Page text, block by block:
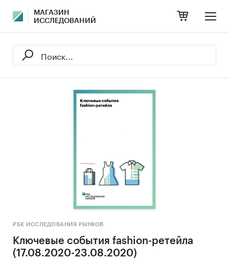
МАГАЗИН
ИССЛЕДОВАНИЙ
РБК ИССЛЕДОВАНИЯ РЫНКОВ
Ключевые события fashion-ретейла
(17.08.2020-23.08.2020)